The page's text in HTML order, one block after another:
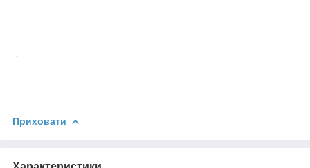
-
Приховати